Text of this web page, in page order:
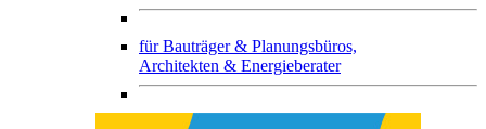
fürBauträger & Planungsbüros,
Architekten & Energieberater